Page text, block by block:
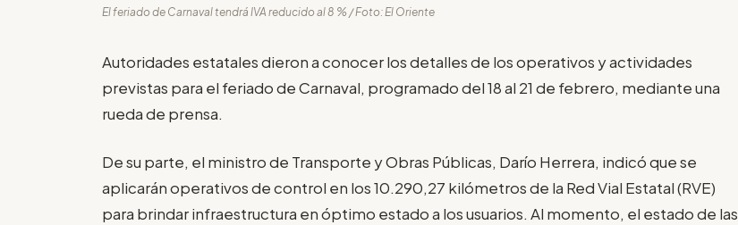
El feriado de Carnaval tendrá IVA reducido al 8 % / Foto: El Oriente
Autoridades estatales dieron a conocer los detalles de los operativos y actividades
previstas para el feriado de Carnaval, programado del 18 al 21 de febrero, mediante una
rueda de prensa.
De su parte, el ministro de Transporte y Obras Públicas, Darío Herrera, indicó que se
aplicarán operativos de control en los 10.290,27 kilómetros de la Red Vial Estatal (RVE)
para brindar infraestructura en óptimo estado a los usuarios. Al momento, el estado de las